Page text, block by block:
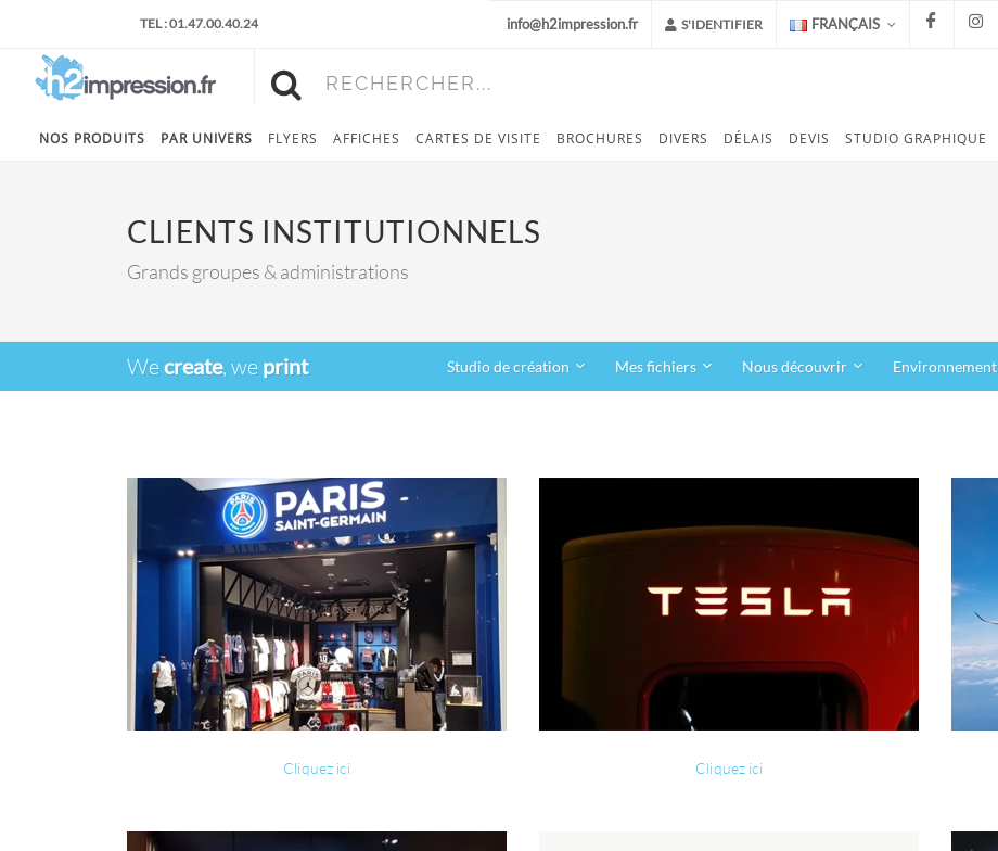
TEL : 01.47.00.40.24 info@h2impression.fr S'IDENTIFIER FRANÇAIS
RECHERCHER...
NOS PRODUITS PAR UNIVERS FLYERS AFFICHES CARTES DE VISITE BROCHURES DIVERS DÉLAIS DEVIS STUDIO GRAPHIQUE
CLIENTS INSTITUTIONNELS
Grands groupes & administrations
Wecreate, we print Studio de création Mes fichiers Nous découvrir Environnement
Cliquez ici Cliquez ici